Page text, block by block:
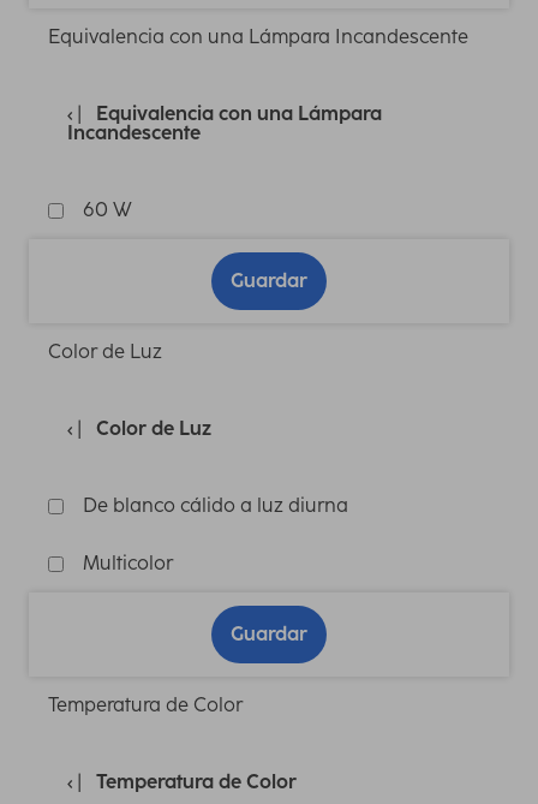
Equivalencia con una Lámpara Incandescente
Equivalencia con una Lámpara
Incandescente
60 W
Guardar
Color de Luz
Color de Luz
De blanco cálido a luz diurna
Multicolor
Guardar
Temperatura de Color
Temperatura de Color